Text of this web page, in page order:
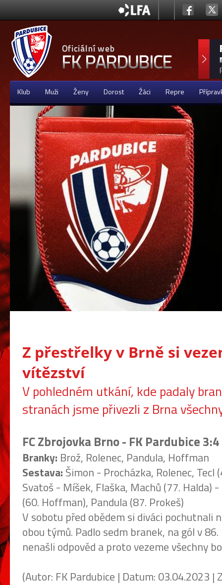
Klub Muži Ženy Dorost Žáci Repre
Z přestřelky v Brně si
vítězství
V pohledném utkání, kde padaly
stranách jsme přivezli z Brna
FC Zbrojovka Brno - FK Pardubice
Branky: Brož, Rolenec, Pandula, Hoffman
Sestava: Šimon - Procházka, Rolenec, Tecl
Svatoš - Míšek, Flaška, Machů (77. Halda)
(60. Hoffman), Pandula (87. Prokeš)
V sobotu před obědem si diváci pochutnali
obou týmů. Padlo sedm branek, na gól v
nenašli odpověd a proto vezeme všechny
(Autor: FK Pardubice | Datum: 03.04.2023 |